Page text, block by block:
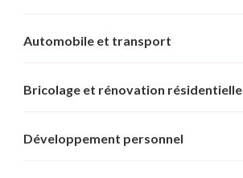
Automobile et transport
Bricolage et rénovation résidentielle
Développement personnel